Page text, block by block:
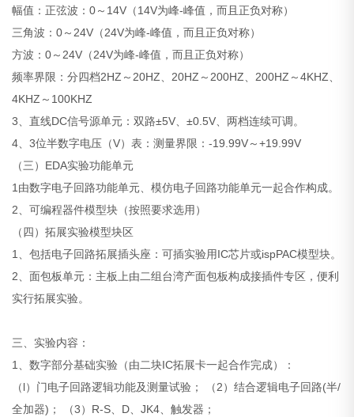
幅值：正弦波：0～14V（14V为峰-峰值，而且正负对称）
三角波：0～24V（24V为峰-峰值，而且正负对称）
方波：0～24V（24V为峰-峰值，而且正负对称）
频率界限：分四档2HZ～20HZ、20HZ～200HZ、200HZ～4KHZ、
4KHZ～100KHZ
3、直线DC信号源单元：双路±5V、±0.5V、两档连续可调。
4、3位半数字电压（V）表：测量界限：-19.99V～+19.99V
（三）EDA实验功能单元
1由数字电子回路功能单元、模仿电子回路功能单元一起合作构成。
2、可编程器件模型块（按照要求选用）
（四）拓展实验模型块区
1、包括电子回路拓展插头座：可插实验用IC芯片或ispPAC模型块。
2、面包板单元：主板上由二组台湾产面包板构成接插件专区，便利
实行拓展实验。
三、实验内容：
1、数字部分基础实验（由二块IC拓展卡一起合作完成）：
（l）门电子回路逻辑功能及测量试验； （2）结合逻辑电子回路(半/
全加器)； （3）R-S、D、JK4、触发器；